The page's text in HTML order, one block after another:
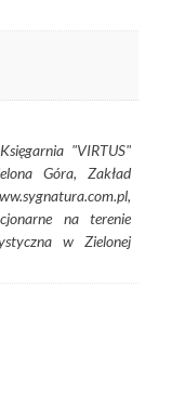
"VIRTUS"
Góra, Zakład
na terenie
w Zielonej